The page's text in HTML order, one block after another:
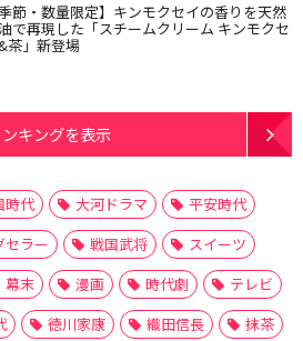
季節・数量限定】キンモクセイの香りを天然
で再現した「スチームクリーム キンモクセ
茶」新登場
キングを表示
時代 大河ドラマ
平安時代
セラー 戦国武将
スイーツ
幕末 漫画 時代劇
テレビ
徳川家康 織田信長
抹茶